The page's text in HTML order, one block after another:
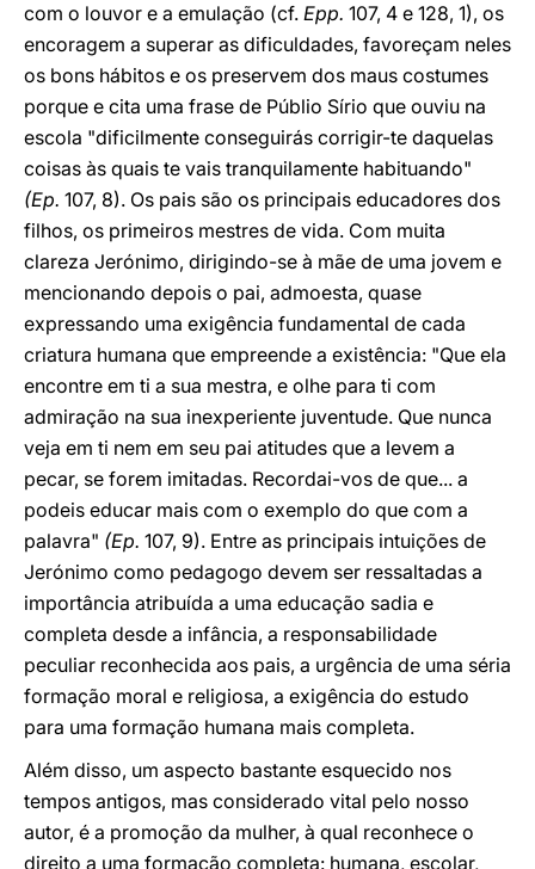
com o louvor e a emulação (cf. Epp. 107, 4 e 128, 1), os
encoragem a superar as dificuldades, favoreçam neles
os bons hábitos e os preservem dos maus costumes
porque e cita uma frase de Públio Sírio que ouviu na
escola "dificilmente conseguirás corrigir-te daquelas
coisas às quais te vais tranquilamente habituando"
(Ep. 107, 8). Os pais são os principais educadores dos
filhos, os primeiros mestres de vida. Com muita
clareza Jerónimo, dirigindo-se à mãe de uma jovem e
mencionando depois o pai, admoesta, quase
expressando uma exigência fundamental de cada
criatura humana que empreende a existência: "Que ela
encontre em ti a sua mestra, e olhe para ti com
admiração na sua inexperiente juventude. Que nunca
veja em ti nem em seu pai atitudes que a levem a
pecar, se forem imitadas. Recordai-vos de que... a
podeis educar mais com o exemplo do que com a
palavra" (Ep. 107, 9). Entre as principais intuições de
Jerónimo como pedagogo devem ser ressaltadas a
importância atribuída a uma educação sadia e
completa desde a infância, a responsabilidade
peculiar reconhecida aos pais, a urgência de uma séria
formação moral e religiosa, a exigência do estudo
para uma formação humana mais completa.
Além disso, um aspecto bastante esquecido nos
tempos antigos, mas considerado vital pelo nosso
autor, é a promoção da mulher, à qual reconhece o
direito a uma formação completa: humana, escolar,